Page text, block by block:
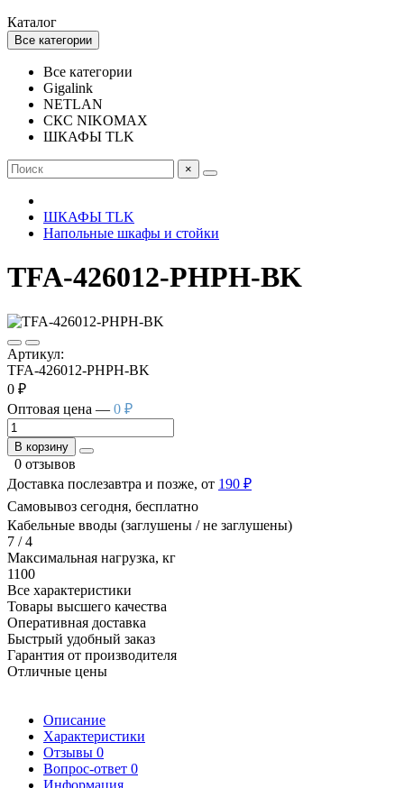
Каталог
Все категории
Все категории
Gigalink
NETLAN
СКС NIKOMAX
ШКАФЫ TLK
×
ШКАФЫ TLK
Напольные шкафы и стойки
TFA-426012-PHPH-BK
Артикул:
TFA-426012-PHPH-BK
0 ₽
Оптовая цена — 0 ₽
В корзину
0 отзывов
Доставка послезавтра и позже, от 190 ₽
Самовывоз сегодня, бесплатно
Кабельные вводы (заглушены / не заглушены)
7 / 4
Максимальная нагрузка, кг
1100
Все характеристики
Товары высшего качества
Оперативная доставка
Быстрый удобный заказ
Гарантия от производителя
Отличные цены
Описание
Характеристики
Отзывы 0
Вопрос-ответ 0
Информация